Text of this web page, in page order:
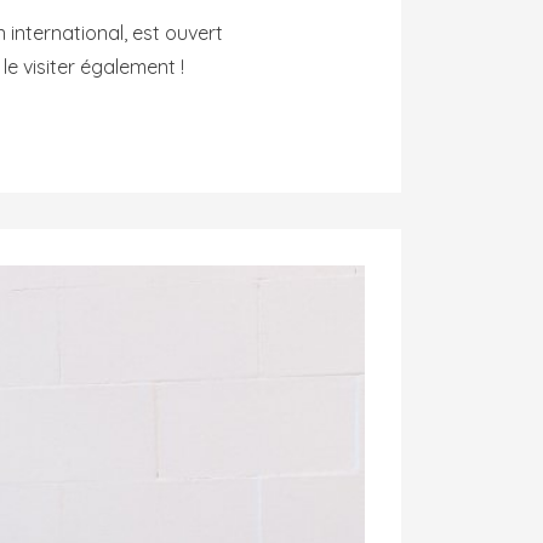
international, est ouvert
visiter également !